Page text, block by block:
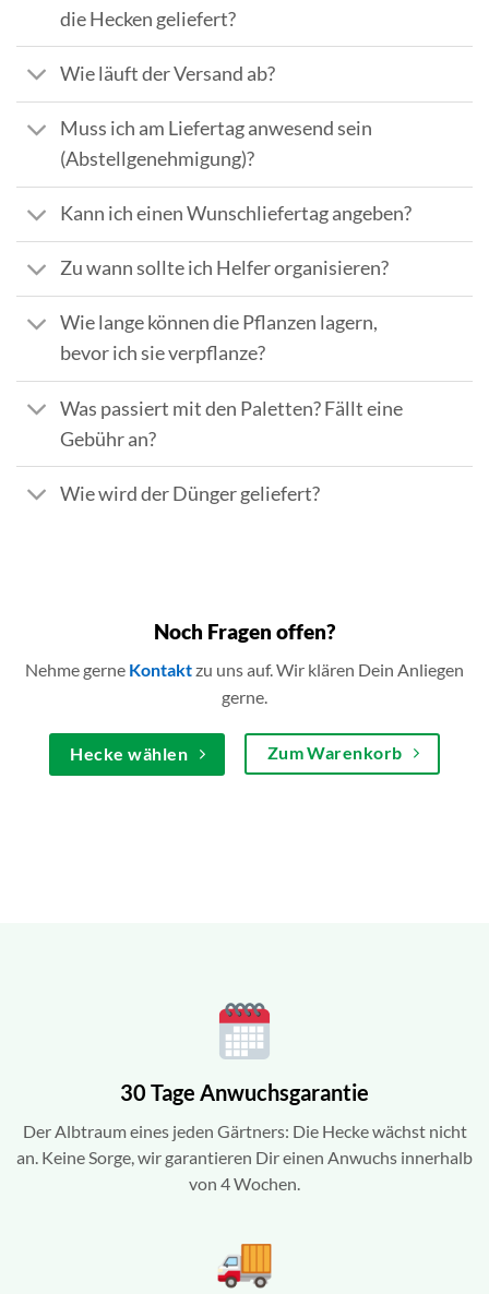
die Hecken geliefert?
Wie läuft der Versand ab?
Muss ich am Liefertag anwesend sein
(Abstellgenehmigung)?
Kann ich einen Wunschliefertag angeben?
Zu wann sollte ich Helfer organisieren?
Wie lange können die Pflanzen lagern,
bevor ich sie verpflanze?
Was passiert mit den Paletten? Fällt eine
Gebühr an?
Wie wird der Dünger geliefert?
Noch Fragen offen?
Nehme gerne Kontaktzu uns auf. Wir klären Dein Anliegen
gerne.
Hecke wählen Zum Warenkorb
30 Tage Anwuchsgarantie
Der Albtraum eines jeden Gärtners: Die Hecke wächst nicht
an. Keine Sorge, wir garantieren Dir einen Anwuchs innerhalb
von 4 Wochen.